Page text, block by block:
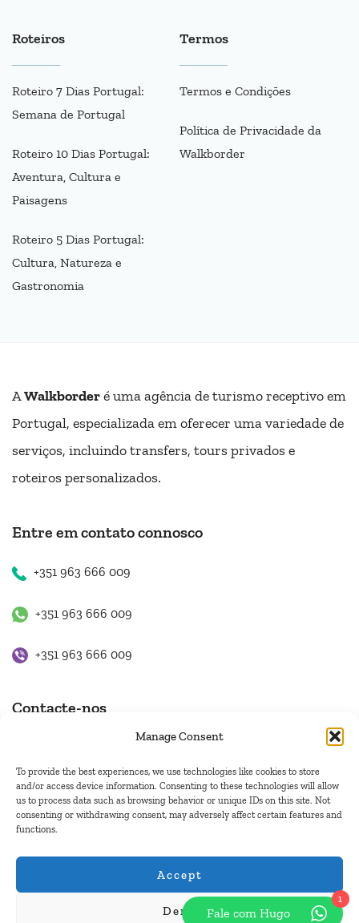
Manage Consent
To provide the best experiences, we use technologies like cookies to store
and/or access device information. Consenting to these technologies will allow
us to process data such as browsing behavior or unique IDs on this site. Not
consenting or withdrawing consent, may adversely affect certain features and
functions.
Accept
Deny
Roteiros
Roteiro 7 Dias Portugal:
Semana de Portugal
Roteiro 10 Dias Portugal:
Aventura, Cultura e
Paisagens
Roteiro 5 Dias Portugal:
Cultura, Natureza e
Gastronomia
Termos
Termos e Condições
Política de Privacidade da
Walkborder
AWalkborderé uma agência de turismo receptivo em
Portugal, especializada em oferecer uma variedade de
serviços, incluindo transfers, tours privados e
roteiros personalizados.
Entre em contato connosco
+351 963 666 009
+351 963 666 009
+351 963 666 009
Contacte-nos
hugo.walkborder@gmail.com
© Copyright 2026
Pague com:
1
Fale com Hugo